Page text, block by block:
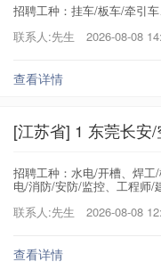
招聘工种：挂车/板车/牵引
联系人:先生
2026-08-08
查看详情
[江苏省] 1 东莞长安
招聘工种：水电/开槽、焊
电/消防/安防/监控、工程师/
联系人:先生
2026-08-08
查看详情